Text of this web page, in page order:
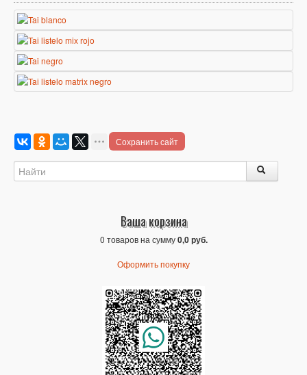
Сохранить сайт
Ваша корзина
0 товаров на сумму0,0 руб.
Оформить покупку